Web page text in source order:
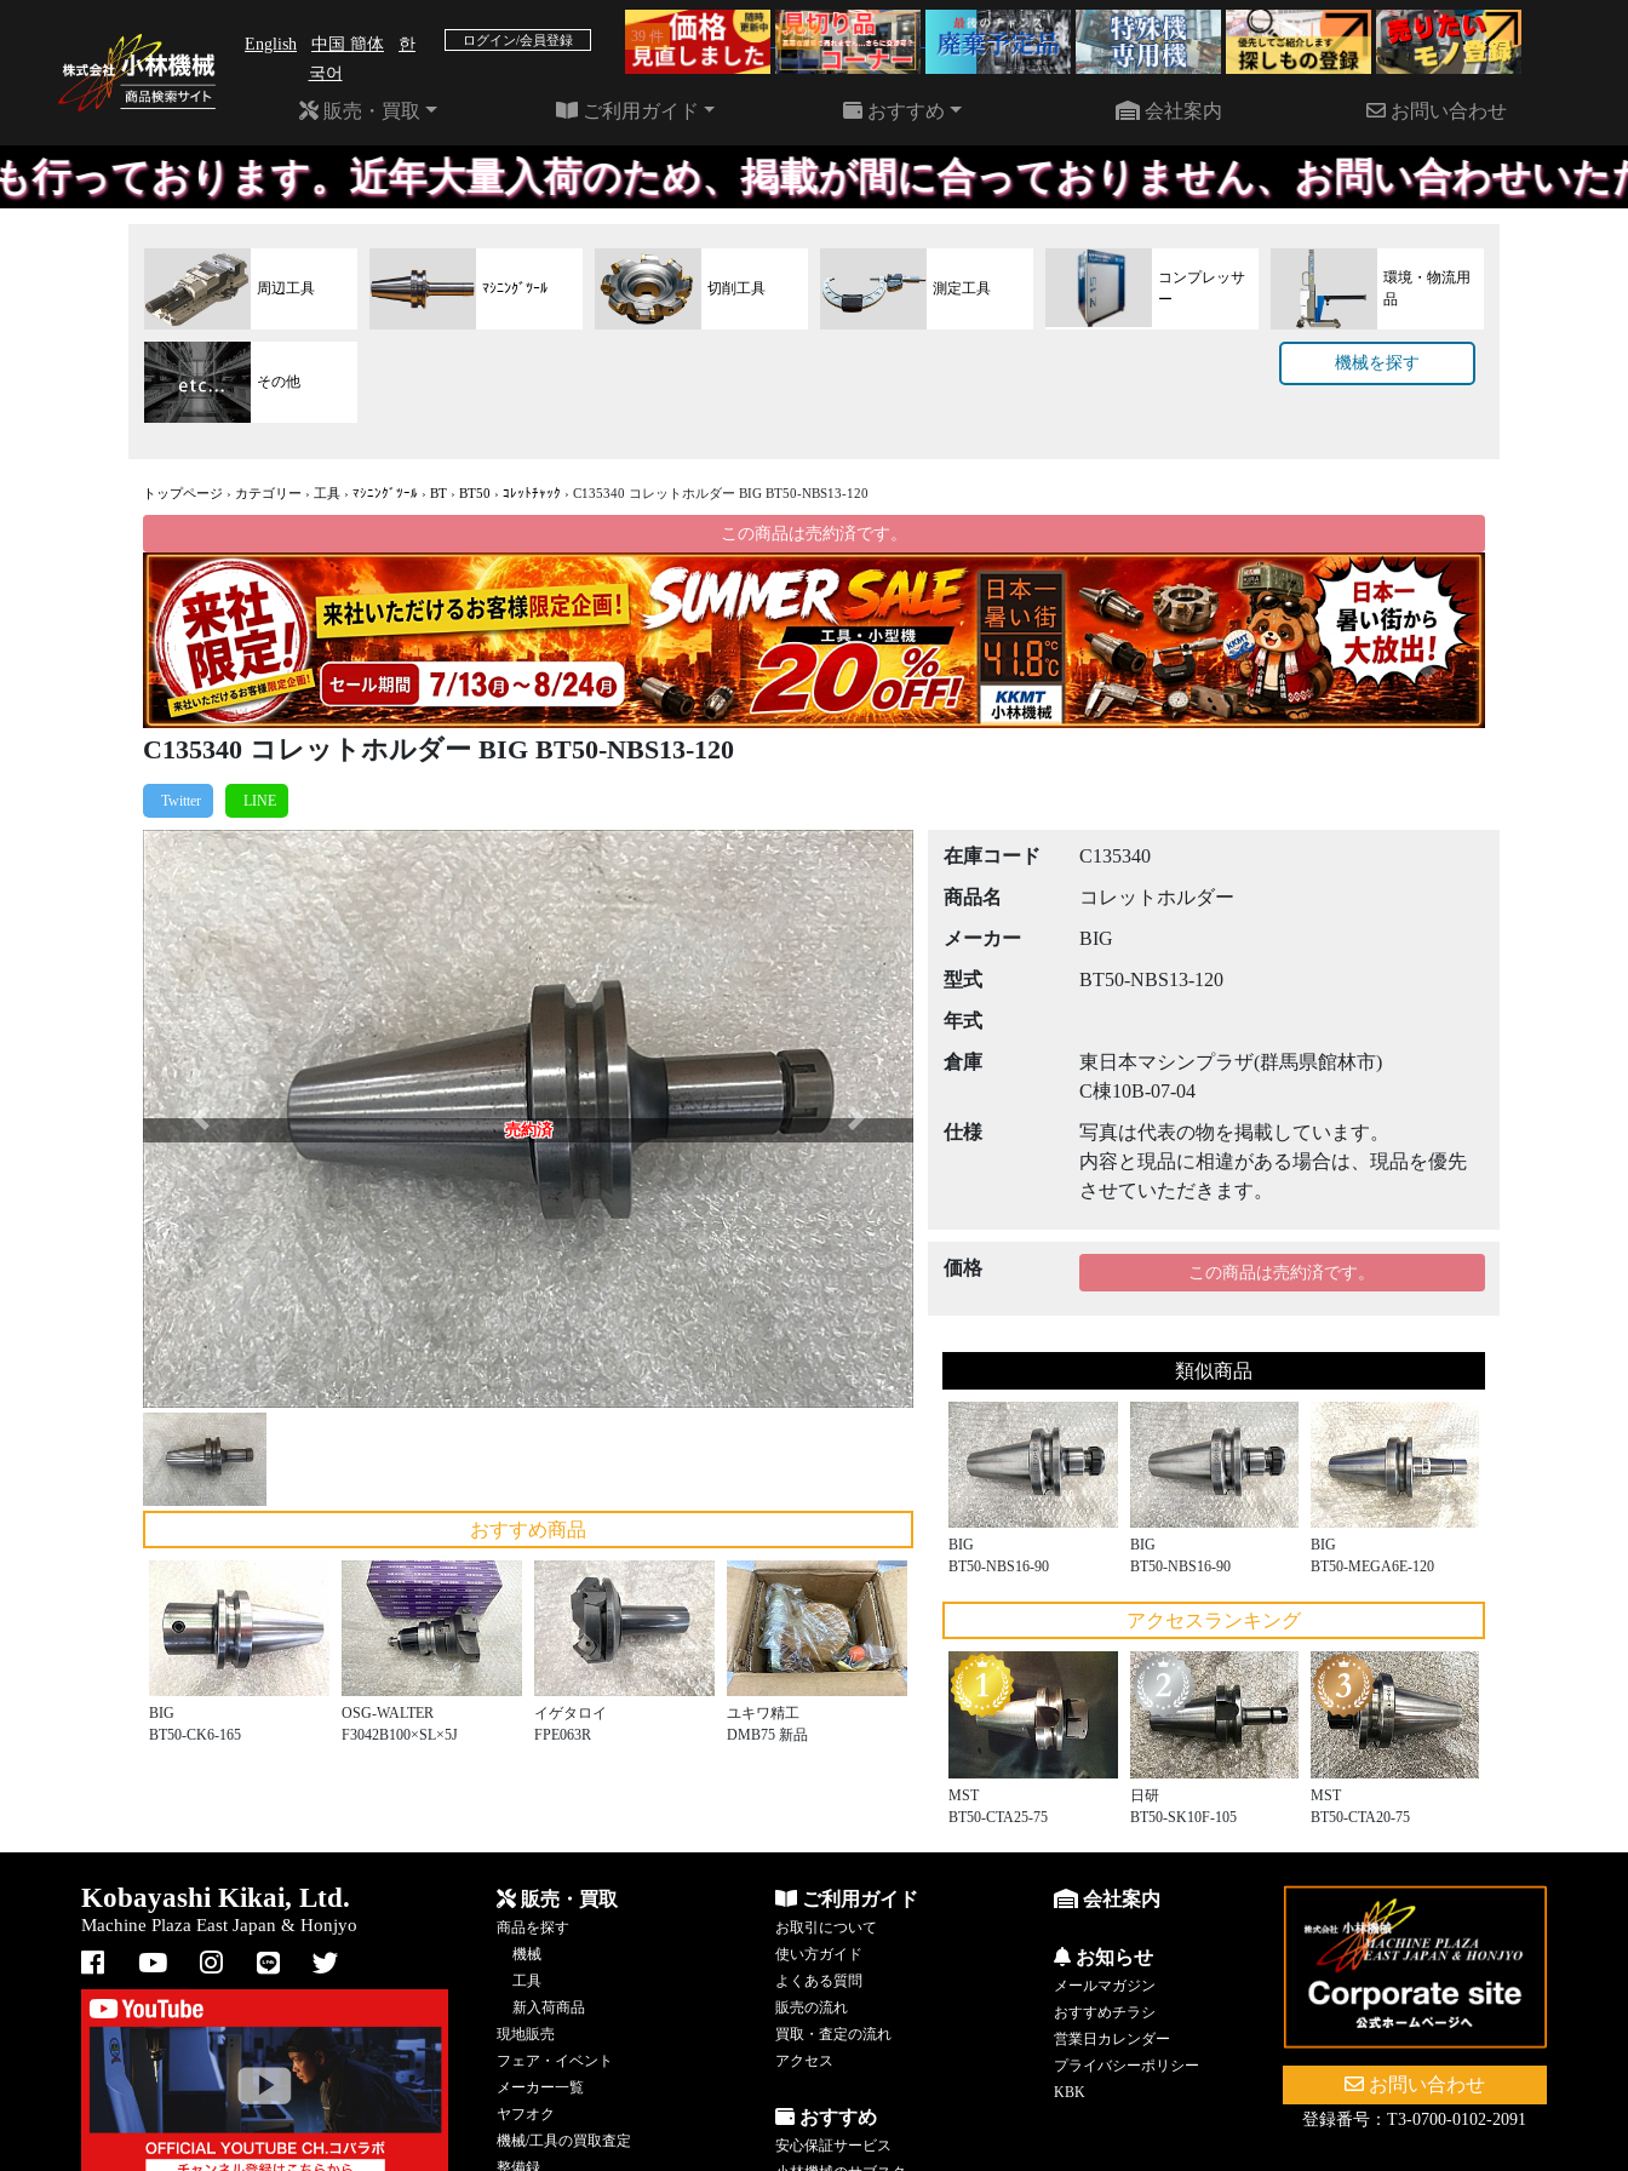
English 中国 簡体
한
국어
ログイン/会員登録 39 件 22 件
販売・買取 ご利用ガイド おすすめ 会社案内 お問い合わせ
近年大量入荷のため、掲載が間に合っておりません、お問い合わせいただければ、優
周辺工具 ﾏｼﾆﾝｸﾞﾂｰﾙ 切削工具 測定工具
コンプレッサ
ー
環境・物流用
品
その他
機械を探す
トップページ › カテゴリー › 工具 › ﾏｼﾆﾝｸﾞﾂｰﾙ › BT › BT50 › ｺﾚｯﾄﾁｬｯｸ › C135340 コレットホルダー BIG BT50-NBS13-120
この商品は売約済です。
C135340 コレットホルダー BIG BT50-NBS13-120
売約済
Previous Next
おすすめ商品
BIG
BT50-CK6-165
OSG-WALTER
F3042B100×SL×5J
イゲタロイ
FPE063R
ユキワ精工
DMB75 新品
在庫コード
C135340
商品名
コレットホルダー
メーカー
BIG
型式
BT50-NBS13-120
年式
倉庫
東日本マシンプラザ(群馬県館林市)
C棟10B-07-04
仕様
写真は代表の物を掲載しています。
内容と現品に相違がある場合は、現品を優先
させていただきます。
価格 この商品は売約済です。
類似商品
BIG
BT50-NBS16-90
BIG
BT50-NBS16-90
BIG
BT50-MEGA6E-120
アクセスランキング
MST
BT50-CTA25-75
日研
BT50-SK10F-105
MST
BT50-CTA20-75
Kobayashi Kikai, Ltd.
Machine Plaza East Japan & Honjyo
販売・買取
商品を探す
機械
工具
新入荷商品
現地販売
フェア・イベント
メーカー一覧
ヤフオク
機械/工具の買取査定
整備録
ご利用ガイド
お取引について
使い方ガイド
よくある質問
販売の流れ
買取・査定の流れ
アクセス
おすすめ
安心保証サービス
会社案内
お知らせ
メールマガジン
おすすめチラシ
営業日カレンダー
プライバシーポリシー
KBK
お問い合わせ
登録番号：T3-0700-0102-2091